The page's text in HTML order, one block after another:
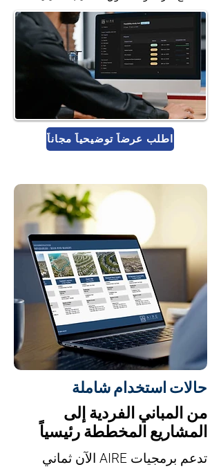
اطلب عرضاً توضيحياً مجاناً
حالات استخدام شاملة
من المباني الفردية إلى
المشاريع المخططة رئيسياً
تدعم برمجيات AIRE الآن ثماني